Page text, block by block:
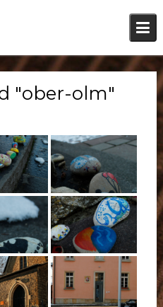
"ober-olm"